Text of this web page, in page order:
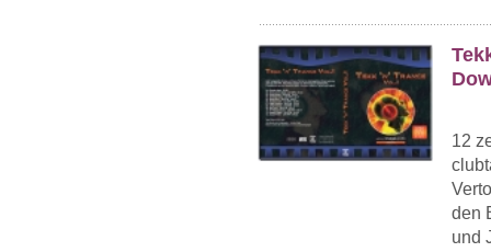
12
den
und